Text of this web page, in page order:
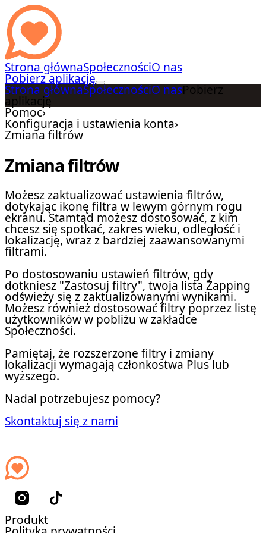
Strona głównaSpołecznościO nas
Pobierz aplikację
Strona głównaSpołecznościO nasPobierz
aplikację
Pomoc›
Konfiguracja i ustawienia konta›
Zmiana filtrów
Zmiana filtrów
Możesz zaktualizować ustawienia filtrów,
dotykając ikonę filtra w lewym górnym rogu
ekranu. Stamtąd możesz dostosować, z kim
chcesz się spotkać, zakres wieku, odległość i
lokalizację, wraz z bardziej zaawansowanymi
filtrami.
Po dostosowaniu ustawień filtrów, gdy
dotkniesz "Zastosuj filtry", twoja lista Zapping
odświeży się z zaktualizowanymi wynikami.
Możesz również dostosować filtry poprzez listę
użytkowników w pobliżu w zakładce
Społeczności.
Pamiętaj, że rozszerzone filtry i zmiany
lokalizacji wymagają członkostwa Plus lub
wyższego.
Nadal potrzebujesz pomocy?
Skontaktuj się z nami
Produkt